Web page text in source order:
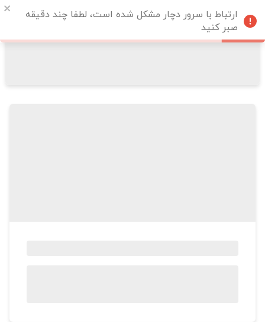
ارتباط با سرور دچار مشکل شده است، لطفا چند دقیقه
صبر کنید